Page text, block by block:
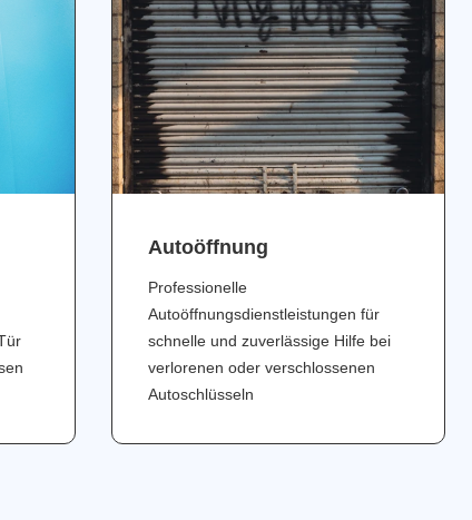
Аutoöffnung
Professionelle
Autoöffnungsdienstleistungen für
schnelle und zuverlässige Hilfe bei
verlorenen oder verschlossenen
Autoschlüsseln